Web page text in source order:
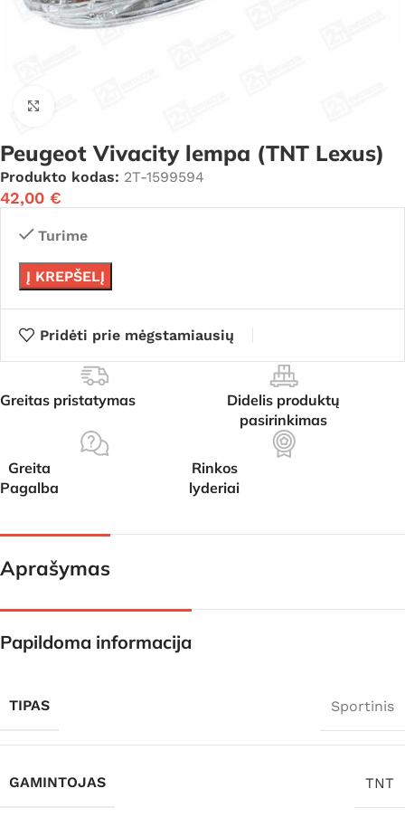
Peugeot Vivacity lempa (TNT Lexus)
Produkto kodas: 2T-1599594
42,00 €
Turime
Į KREPŠELĮ
Pridėti prie mėgstamiausių
Greitas pristatymas
Didelis produktų
pasirinkimas
Greita
Pagalba
Rinkos
lyderiai
Aprašymas
Papildoma informacija
TIPAS Sportinis
GAMINTOJAS TNT